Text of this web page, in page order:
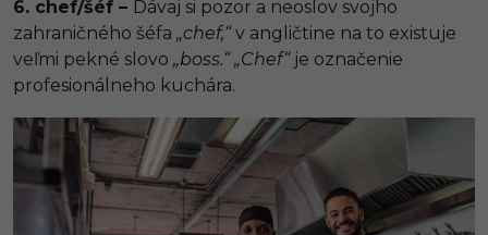
6. chef/šéf – Dávaj si pozor a neoslov svojho
zahraničného šéfa „chef,“ v angličtine na to existuje
veľmi pekné slovo „boss.“ „Chef“ je označenie
profesionálneho kuchára.